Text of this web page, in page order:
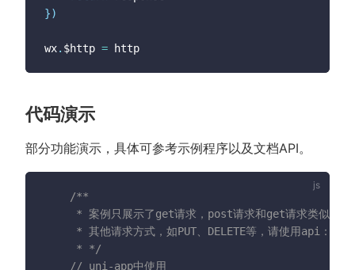
})
wx. $http =
代码演示
部分功能演示，具体可参考示例程序以及文档API。
/**
	 * */
// uni-app中使用